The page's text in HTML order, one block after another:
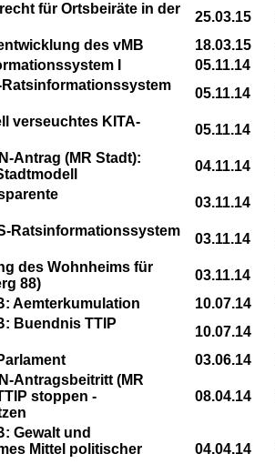
für Ortsbeiräte in der
25.03.15
des vMB
18.03.15
I
05.11.14
Ratsinformationssystem
05.11.14
verseuchtes KITA-
05.11.14
Antrag (MR Stadt):
04.11.14
03.11.14
Ratsinformationssystem
03.11.14
des Wohnheims für
88)
03.11.14
Aemterkumulation
10.07.14
Buendnis TTIP
10.07.14
03.06.14
Antragsbeitritt (MR
stoppen -
08.04.14
Gewalt und
Mittel politischer
04.04.14